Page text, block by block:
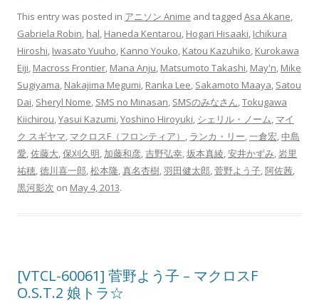
This entry was posted in アニソン Anime and tagged Asa Akane,
Gabriela Robin, hal, Haneda Kentarou, Hogari Hisaaki, Ichikura
Hiroshi, Iwasato Yuuho, Kanno Youko, Katou Kazuhiko, Kurokawa
Eiji, Macross Frontier, Mana Anju, Matsumoto Takashi, May'n, Mike
Sugiyama, Nakajima Megumi, Ranka Lee, Sakamoto Maaya, Satou
Dai, Sheryl Nome, SMS no Minasan, SMSのみなさん,Tokugawa
Kiichirou,Yasui Kazumi,Yoshino Hiroyuki, シェリル・ノーム, マイ
ク スギヤマ, マクロスF（フロンティア） , ランカ・リー,一倉宏,中島
愛,佐藤大,保刈久明, 加藤和彦,吉野弘幸,坂本真綾,安井かずみ,岩里
祐穂,徳川喜一郎,松本隆,真名杏樹,羽田健太郎,菅野よう子,阿佐茜,
黒河影次 on May 4, 2013.
[VTCL-60061] 菅野よう子 – マクロスF
O.S.T.2 娘トラ☆